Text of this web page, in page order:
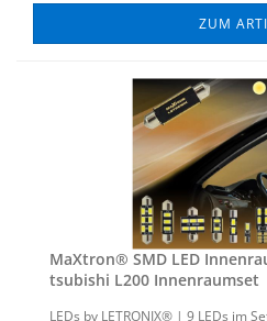
ZUM
MaX­tron® SMD LED
tsu­bi­shi L200 In­nen­ra­um­set
LEDs by LE­TRO­NIX® | 9 LEDs im